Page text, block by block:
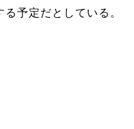
予定だとしている。